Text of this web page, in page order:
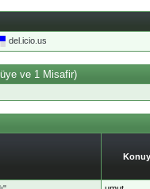
del.icio.us
üye ve 1 Misafir)